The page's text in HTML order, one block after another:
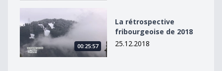
00:25:57
La rétrospective
fribourgeoise de 2018
25.12.2018